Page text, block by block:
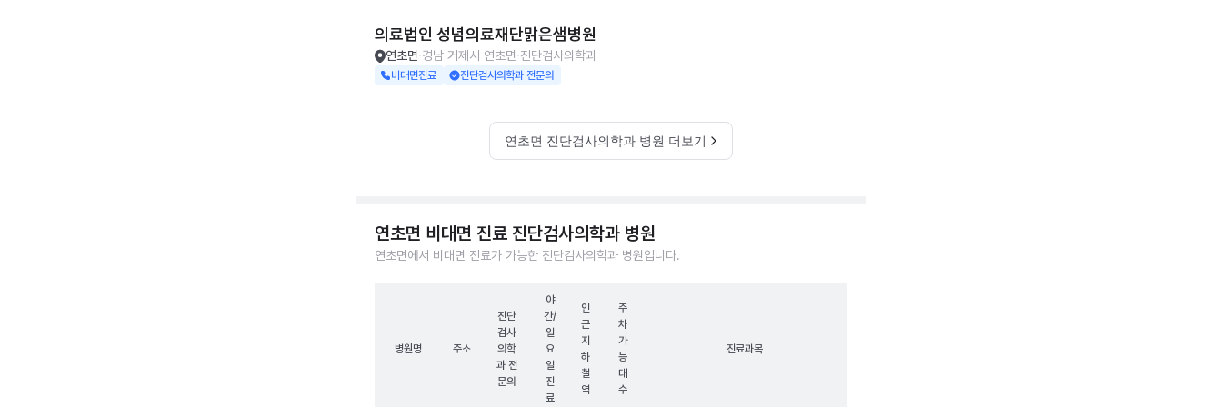
의료법인 성념의료재단맑은샘병원
연초면 경남 거제시 연초면 진단검사의학과
비대면진료 진단검사의학과 전문의
연초면 진단검사의학과 병원 더보기
연초면 비대면 진료 진단검사의학과 병원
연초면에서 비대면 진료가 가능한 진단검사의학과 병원입니다.
병원명 주소
진단
검사
의학
과 전
문의
야
간/
일
요
일
진
료
인
근
지
하
철
역
주
차
가
능
대
수
진료과목